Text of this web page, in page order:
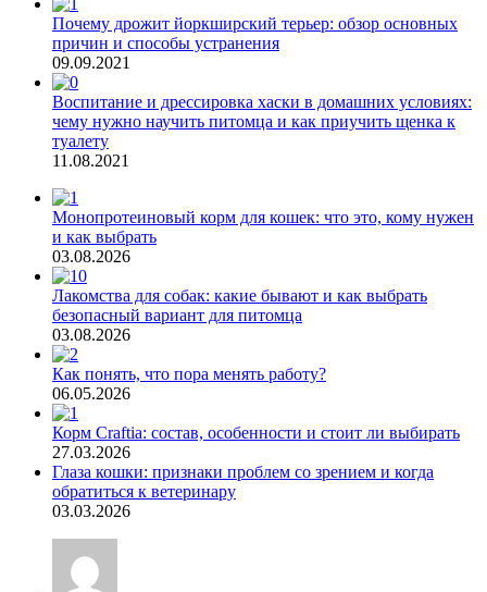
Почему дрожит йоркширский терьер: обзор основных
причин и способы устранения
09.09.2021
Воспитание и дрессировка хаски в домашних условиях:
чему нужно научить питомца и как приучить щенка к
туалету
11.08.2021
Монопротеиновый корм для кошек: что это, кому нужен
и как выбрать
03.08.2026
Лакомства для собак: какие бывают и как выбрать
безопасный вариант для питомца
03.08.2026
Как понять, что пора менять работу?
06.05.2026
Корм Craftia: состав, особенности и стоит ли выбирать
27.03.2026
Глаза кошки: признаки проблем со зрением и когда
обратиться к ветеринару
03.03.2026